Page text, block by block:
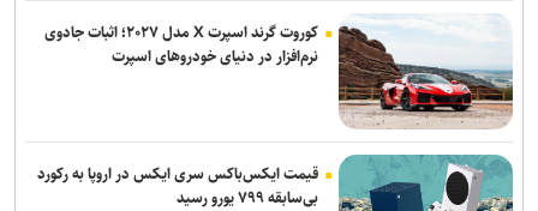
کوروت گرند اسپرت X مدل ۲۰۲۷؛ اثبات جادوی
نرم‌افزار در دنیای خودروهای اسپرت
قیمت ایکس‌باکس سری ایکس در اروپا به رکورد
بی‌سابقه ۷۹۹ یورو رسید